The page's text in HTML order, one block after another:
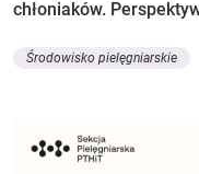
chłoniaków.
Środowisko pielęgniarskie